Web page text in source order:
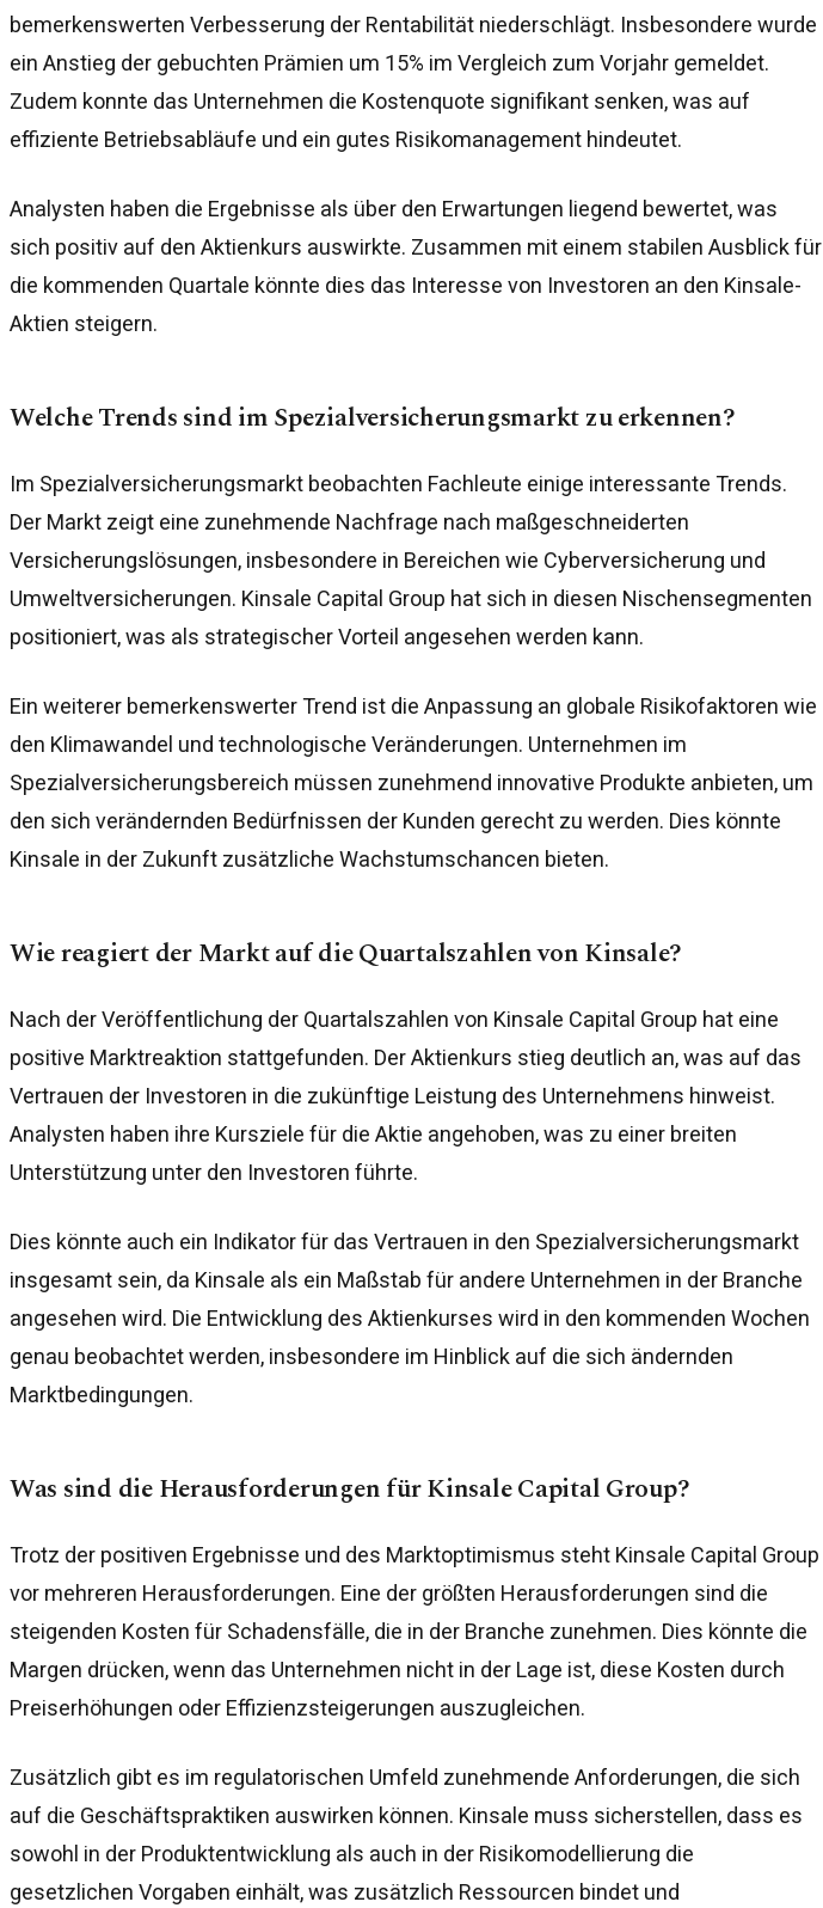
bemerkenswerten Verbesserung der Rentabilität niederschlägt. Insbesondere wurde
ein Anstieg der gebuchten Prämien um 15% im Vergleich zum Vorjahr gemeldet.
Zudem konnte das Unternehmen die Kostenquote signifikant senken, was auf
effiziente Betriebsabläufe und ein gutes Risikomanagement hindeutet.
Analysten haben die Ergebnisse als über den Erwartungen liegend bewertet, was
sich positiv auf den Aktienkurs auswirkte. Zusammen mit einem stabilen Ausblick für
die kommenden Quartale könnte dies das Interesse von Investoren an den Kinsale-
Aktien steigern.
Welche Trends sind im Spezialversicherungsmarkt zu erkennen?
Im Spezialversicherungsmarkt beobachten Fachleute einige interessante Trends.
Der Markt zeigt eine zunehmende Nachfrage nach maßgeschneiderten
Versicherungslösungen, insbesondere in Bereichen wie Cyberversicherung und
Umweltversicherungen. Kinsale Capital Group hat sich in diesen Nischensegmenten
positioniert, was als strategischer Vorteil angesehen werden kann.
Ein weiterer bemerkenswerter Trend ist die Anpassung an globale Risikofaktoren wie
den Klimawandel und technologische Veränderungen. Unternehmen im
Spezialversicherungsbereich müssen zunehmend innovative Produkte anbieten, um
den sich verändernden Bedürfnissen der Kunden gerecht zu werden. Dies könnte
Kinsale in der Zukunft zusätzliche Wachstumschancen bieten.
Wie reagiert der Markt auf die Quartalszahlen von Kinsale?
Nach der Veröffentlichung der Quartalszahlen von Kinsale Capital Group hat eine
positive Marktreaktion stattgefunden. Der Aktienkurs stieg deutlich an, was auf das
Vertrauen der Investoren in die zukünftige Leistung des Unternehmens hinweist.
Analysten haben ihre Kursziele für die Aktie angehoben, was zu einer breiten
Unterstützung unter den Investoren führte.
Dies könnte auch ein Indikator für das Vertrauen in den Spezialversicherungsmarkt
insgesamt sein, da Kinsale als ein Maßstab für andere Unternehmen in der Branche
angesehen wird. Die Entwicklung des Aktienkurses wird in den kommenden Wochen
genau beobachtet werden, insbesondere im Hinblick auf die sich ändernden
Marktbedingungen.
Was sind die Herausforderungen für Kinsale Capital Group?
Trotz der positiven Ergebnisse und des Marktoptimismus steht Kinsale Capital Group
vor mehreren Herausforderungen. Eine der größten Herausforderungen sind die
steigenden Kosten für Schadensfälle, die in der Branche zunehmen. Dies könnte die
Margen drücken, wenn das Unternehmen nicht in der Lage ist, diese Kosten durch
Preiserhöhungen oder Effizienzsteigerungen auszugleichen.
Zusätzlich gibt es im regulatorischen Umfeld zunehmende Anforderungen, die sich
auf die Geschäftspraktiken auswirken können. Kinsale muss sicherstellen, dass es
sowohl in der Produktentwicklung als auch in der Risikomodellierung die
gesetzlichen Vorgaben einhält, was zusätzlich Ressourcen bindet und